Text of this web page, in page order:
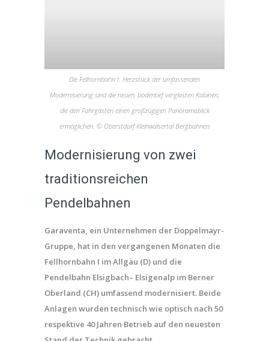
Die Fellhornbahn I: Herzstück der umfassenden
Modernisierung sind die neuen, bodentief verglasten Kabinen,
die den Fahrgästen einen großzügigen Panoramablick
ermöglichen. © Oberstdorf Kleinwalsertal Bergbahnen
Modernisierung von zwei
traditionsreichen
Pendelbahnen
Garaventa, ein Unternehmen der Doppelmayr-
Gruppe, hat in den vergangenen Monaten die
Fellhornbahn I im Allgäu (D) und die
Pendelbahn Elsigbach– Elsigenalp im Berner
Oberland (CH) umfassend modernisiert. Beide
Anlagen wurden technisch wie optisch nach 50
respektive 40 Jahren Betrieb auf den neuesten